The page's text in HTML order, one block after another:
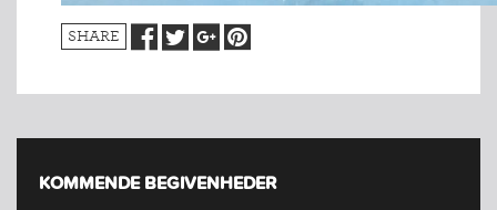
SHARE
KOMMENDE BEGIVENHEDER